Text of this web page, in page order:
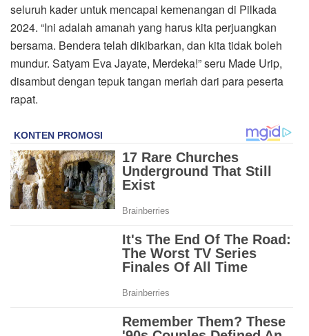
seluruh kader untuk mencapai kemenangan di Pilkada
2024. “Ini adalah amanah yang harus kita perjuangkan
bersama. Bendera telah dikibarkan, dan kita tidak boleh
mundur. Satyam Eva Jayate, Merdeka!” seru Made Urip,
disambut dengan tepuk tangan meriah dari para peserta
rapat.